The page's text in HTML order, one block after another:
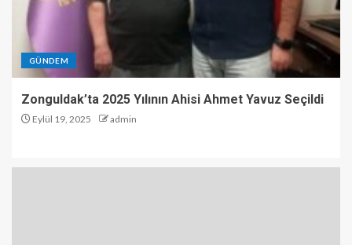
GÜNDEM
Zonguldak’ta 2025 Yılının Ahisi Ahmet Yavuz Seçildi
Eylül 19, 2025 admin